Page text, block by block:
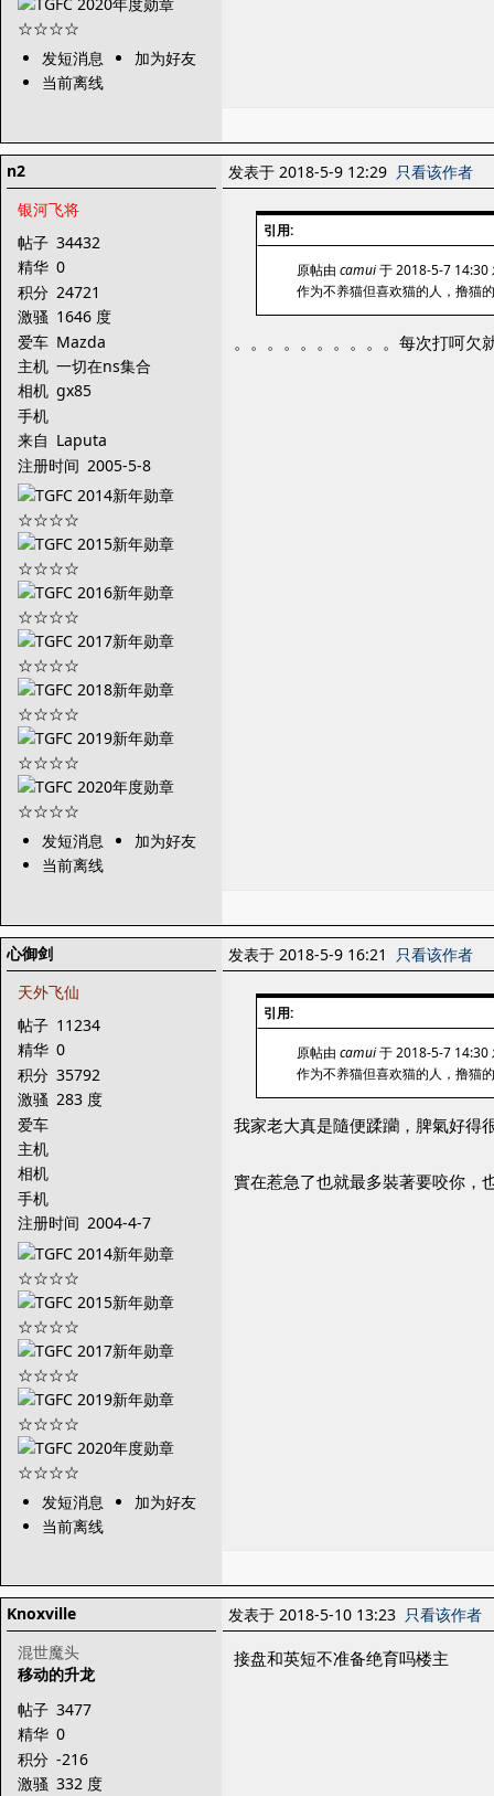
发短消息
加为好友
当前离线
n2
银河飞将
帖子 34432
精华 0
积分 24721
激骚 1646 度
爱车 Mazda
主机 一切在ns集合
相机 gx85
手机
来自 Laputa
注册时间 2005-5-8
发短消息
加为好友
当前离线
发表于 2018-5-9 12:29 只看该作者
引用:
原帖由 camui于 2018-5-7 14:30
作为不养猫但喜欢猫的人，撸猫
。。。。。。。。。。每次打呵欠
心御剑
天外飞仙
帖子 11234
精华 0
积分 35792
激骚 283 度
爱车
主机
相机
手机
注册时间 2004-4-7
发短消息
加为好友
当前离线
发表于 2018-5-9 16:21 只看该作者
引用:
原帖由 camui于 2018-5-7 14:30
作为不养猫但喜欢猫的人，撸猫
我家老大真是隨便蹂躪，脾氣好得
實在惹急了也就最多裝著要咬你，
Knoxville
混世魔头
移动的升龙
帖子 3477
精华 0
积分 -216
激骚 332 度
发表于 2018-5-10 13:23 只看该作者
接盘和英短不准备绝育吗楼主